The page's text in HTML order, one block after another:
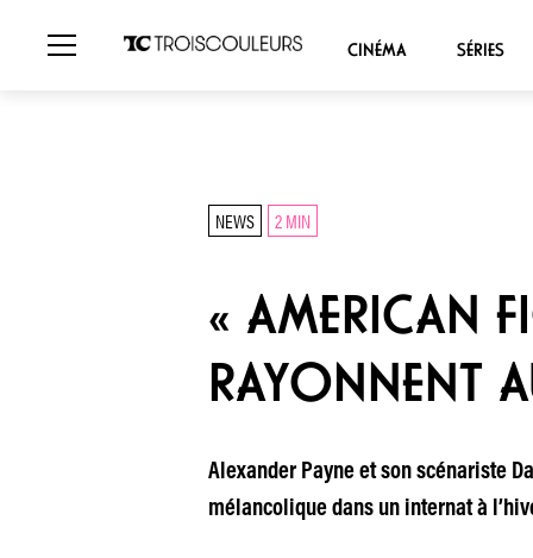
CINÉMA SÉRIES
NEWS 2 MIN
« AMERICAN
RAYONNENT
Alexander Payne et son scénariste
mélancolique dans un internat à